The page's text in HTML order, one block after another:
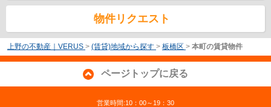
物件リクエスト
上野の不動産｜VERUS > (賃貸)地域から探す > 板橋区 > 本町の賃貸物件
ページトップに戻る
営業時間:10：00～19：30